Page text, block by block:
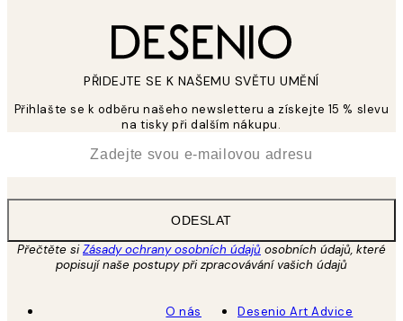
PŘIDEJTE SE K NAŠEMU SVĚTU UMĚNÍ
Přihlašte se k odběru našeho newsletteru a získejte 15 % slevu
na tisky při dalším nákupu.
ODESLAT
Přečtěte siZásady ochrany osobních údajů osobních údajů, které
popisují naše postupy při zpracovávání vašich údajů
O nás
Desenio Art Advice